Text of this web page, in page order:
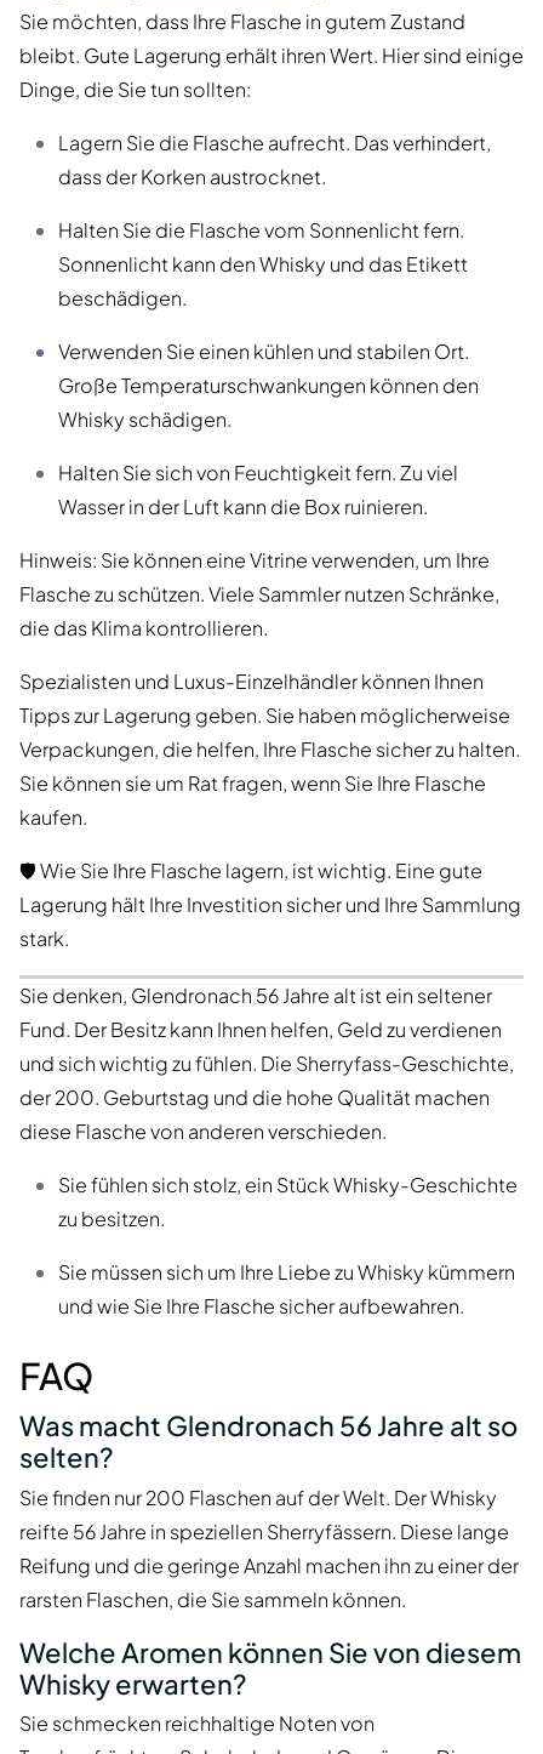
Sie möchten, dass Ihre Flasche in gutem Zustand
bleibt. Gute Lagerung erhält ihren Wert. Hier sind einige
Dinge, die Sie tun sollten:
Lagern Sie die Flasche aufrecht. Das verhindert,
dass der Korken austrocknet.
Halten Sie die Flasche vom Sonnenlicht fern.
Sonnenlicht kann den Whisky und das Etikett
beschädigen.
Verwenden Sie einen kühlen und stabilen Ort.
Große Temperaturschwankungen können den
Whisky schädigen.
Halten Sie sich von Feuchtigkeit fern. Zu viel
Wasser in der Luft kann die Box ruinieren.
Hinweis: Sie können eine Vitrine verwenden, um Ihre
Flasche zu schützen. Viele Sammler nutzen Schränke,
die das Klima kontrollieren.
Spezialisten und Luxus-Einzelhändler können Ihnen
Tipps zur Lagerung geben. Sie haben möglicherweise
Verpackungen, die helfen, Ihre Flasche sicher zu halten.
Sie können sie um Rat fragen, wenn Sie Ihre Flasche
kaufen.
🛡️ Wie Sie Ihre Flasche lagern, ist wichtig. Eine gute
Lagerung hält Ihre Investition sicher und Ihre Sammlung
stark.
Sie denken, Glendronach 56 Jahre alt ist ein seltener
Fund. Der Besitz kann Ihnen helfen, Geld zu verdienen
und sich wichtig zu fühlen. Die Sherryfass-Geschichte,
der 200. Geburtstag und die hohe Qualität machen
diese Flasche von anderen verschieden.
Sie fühlen sich stolz, ein Stück Whisky-Geschichte
zu besitzen.
Sie müssen sich um Ihre Liebe zu Whisky kümmern
und wie Sie Ihre Flasche sicher aufbewahren.
FAQ
Was macht Glendronach 56 Jahre alt so
selten?
Sie finden nur 200 Flaschen auf der Welt. Der Whisky
reifte 56 Jahre in speziellen Sherryfässern. Diese lange
Reifung und die geringe Anzahl machen ihn zu einer der
rarsten Flaschen, die Sie sammeln können.
Welche Aromen können Sie von diesem
Whisky erwarten?
Sie schmecken reichhaltige Noten von